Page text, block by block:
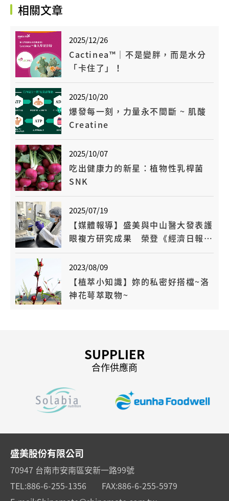
相關文章
2025/12/26
Cactinea™｜不是變胖，而是水分
「卡住了」！
2025/10/20
爆發每一刻，力量永不間斷 ~ 肌酸
Creatine
2025/10/07
吃出健康力的新星：植物性乳桿菌
SNK
2025/07/19
【媒體報導】盛美與中山醫大發表護
眼複方研究成果 榮登《經濟日報》
專文報導
2023/08/09
【植萃小知識】妳的私密好搭檔~洛
神花萼萃取物~
SUPPLIER
合作供應商
盛美股份有限公司
70947 台南市安南區安新一路99號
TEL:886-6-255-1356 FAX:886-6-255-5979